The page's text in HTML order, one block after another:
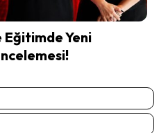
Eğitimde Yeni